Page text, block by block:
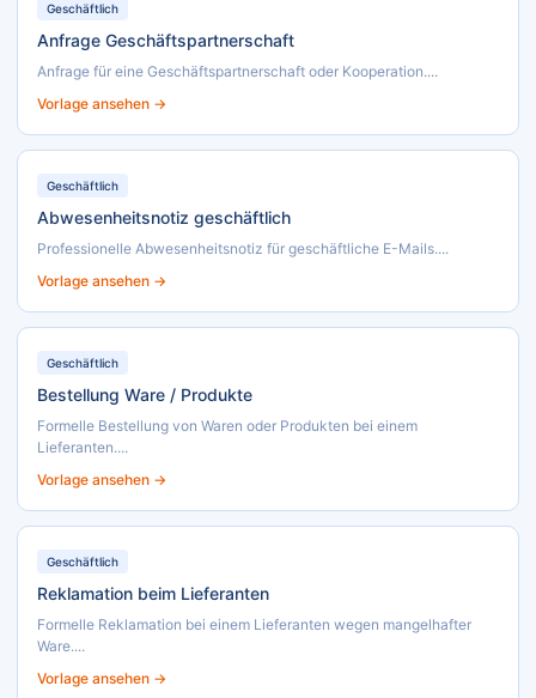
Geschäftlich
Anfrage Geschäftspartnerschaft
Anfrage für eine Geschäftspartnerschaft oder Kooperation....
Vorlage ansehen →
Geschäftlich
Abwesenheitsnotiz geschäftlich
Professionelle Abwesenheitsnotiz für geschäftliche E-Mails....
Vorlage ansehen →
Geschäftlich
Bestellung Ware / Produkte
Formelle Bestellung von Waren oder Produkten bei einem
Lieferanten....
Vorlage ansehen →
Geschäftlich
Reklamation beim Lieferanten
Formelle Reklamation bei einem Lieferanten wegen mangelhafter
Ware....
Vorlage ansehen →